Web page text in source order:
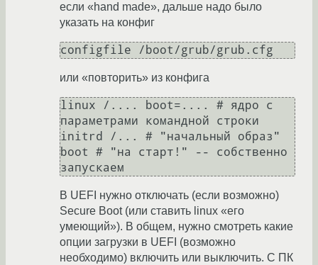
если «hand made», дальше надо было
указать на конфиг
configfile /boot/grub/grub.cfg
или «повторить» из конфига
linux /.... boot=.... # ядро с
параметрами командной строки
initrd /... # "начальный образ"
boot # "на старт!" -- собственно
запускаем
В UEFI нужно отключать (если возможно)
Secure Boot (или ставить linux «его
умеющий»). В общем, нужно смотреть какие
опции загрузки в UEFI (возможно
необходимо) включить или выключить. С ПК